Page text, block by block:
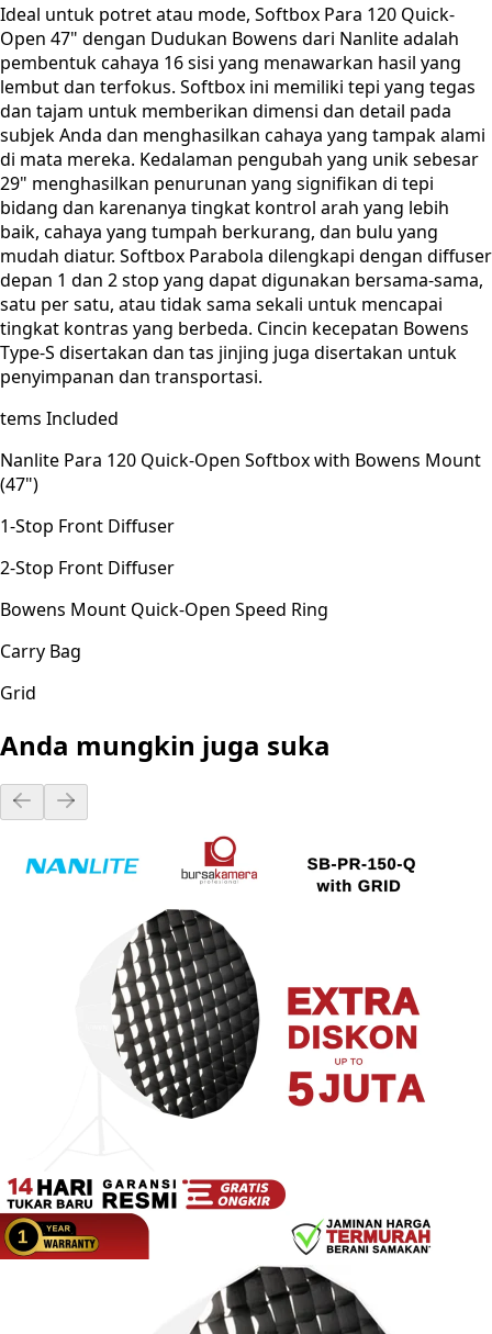
Ideal untuk potret atau mode, Softbox Para 120 Quick-
Open 47" dengan Dudukan Bowens dari Nanlite adalah
pembentuk cahaya 16 sisi yang menawarkan hasil yang
lembut dan terfokus. Softbox ini memiliki tepi yang tegas
dan tajam untuk memberikan dimensi dan detail pada
subjek Anda dan menghasilkan cahaya yang tampak alami
di mata mereka. Kedalaman pengubah yang unik sebesar
29" menghasilkan penurunan yang signifikan di tepi
bidang dan karenanya tingkat kontrol arah yang lebih
baik, cahaya yang tumpah berkurang, dan bulu yang
mudah diatur. Softbox Parabola dilengkapi dengan diffuser
depan 1 dan 2 stop yang dapat digunakan bersama-sama,
satu per satu, atau tidak sama sekali untuk mencapai
tingkat kontras yang berbeda. Cincin kecepatan Bowens
Type-S disertakan dan tas jinjing juga disertakan untuk
penyimpanan dan transportasi.
tems Included
Nanlite Para 120 Quick-Open Softbox with Bowens Mount
(47")
1-Stop Front Diffuser
2-Stop Front Diffuser
Bowens Mount Quick-Open Speed Ring
Carry Bag
Grid
Anda mungkin juga suka